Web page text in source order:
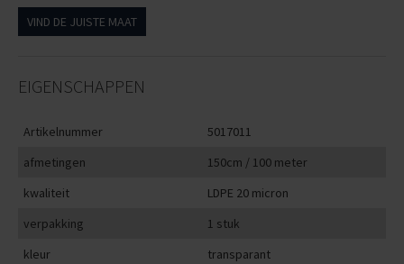
VIND DE JUISTE MAAT
EIGENSCHAPPEN
Artikelnummer
5017011
afmetingen
150cm / 100 meter
kwaliteit
LDPE 20 micron
verpakking
1 stuk
kleur
transparant